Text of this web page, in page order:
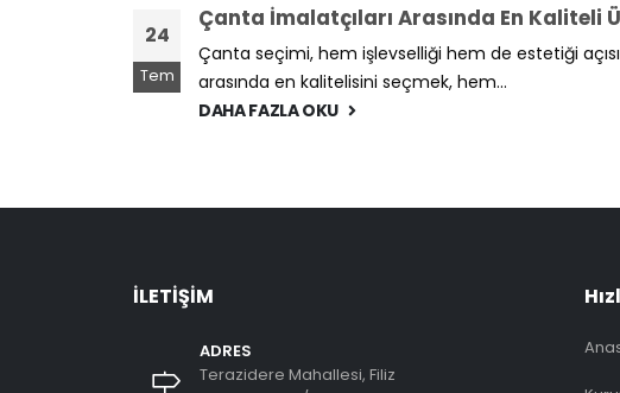
24
Tem
Çanta İmalatçıları Arasında En Kaliteli
Çanta seçimi, hem işlevselliği hem de estetiği
arasında en kalitelisini seçmek, hem...
DAHA FAZLA OKU
İLETIŞIM
ADRES
Terazidere Mahallesi, Filiz